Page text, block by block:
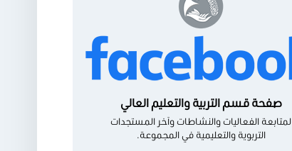
صفحة قسم التربية والتعليم العالي
لمتابعة الفعاليات والنشاطات وآخر المستجدات
التربوية والتعليمية في المجموعة.